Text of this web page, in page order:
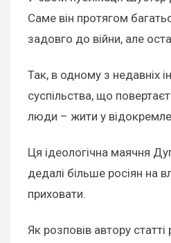
Саме він протягом
задовго до війни, але
Так, в одному з недавніх
суспільства, що
люди – жити у
Ця ідеологічна маячня
дедалі більше росіян на
приховати.
Як розповів автору